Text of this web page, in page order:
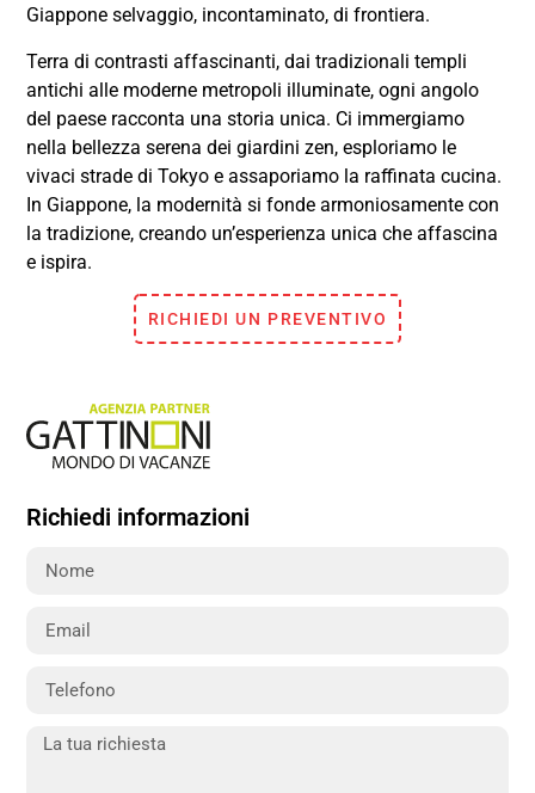
Giappone selvaggio, incontaminato, di frontiera.
Terra di contrasti affascinanti, dai tradizionali templi
antichi alle moderne metropoli illuminate, ogni angolo
del paese racconta una storia unica. Ci immergiamo
nella bellezza serena dei giardini zen, esploriamo le
vivaci strade di Tokyo e assaporiamo la raffinata cucina.
In Giappone, la modernità si fonde armoniosamente con
la tradizione, creando un’esperienza unica che affascina
e ispira.
RICHIEDI UN PREVENTIVO
Richiedi informazioni